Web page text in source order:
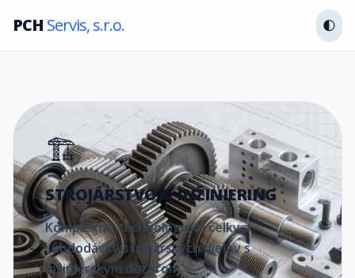
PCH Servis, s.r.o. 🌓
🏗️
STROJÁRSTVO & INŽINIERING
Komplexné technologické celky a
subdodávky strojárskych dielov s
inžinierskym dozorom.